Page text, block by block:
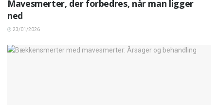
Mavesmerter, der forbedres, når man ligger
ned
23/01/2026